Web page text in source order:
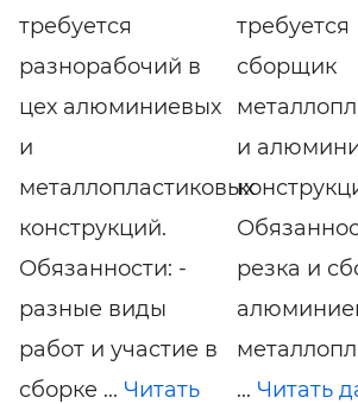
требуется
разнорабочий в
цех алюминиевых
и
металлопластиковых
конструкций.
Обязанности: -
разные виды
работ и участие в
сборке ... Читать
требуется
сборщик
и
резка и
... Читать